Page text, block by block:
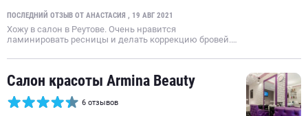
ПОСЛЕДНИЙ ОТЗЫВ ОТ АНАСТАСИЯ , 19 АВГ 2021
Хожу в салон в Реутове. Очень нравится
ламинировать ресницы и делать коррекцию бровей.…
Салон красоты Armina Beauty
6 отзывов